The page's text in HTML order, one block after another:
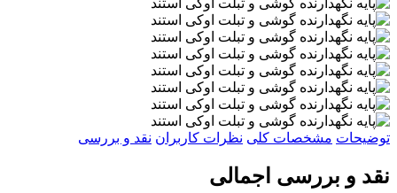
توضیحات مشخصات کلی نظرات کاربران نقد و بررسی
نقد و بررسی اجمالی